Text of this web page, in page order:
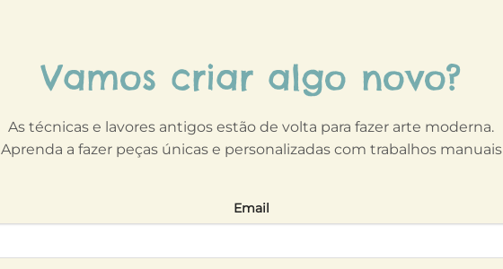
Vamos criar algo novo?
As técnicas e lavores antigos estão de volta para fazer arte moderna.
Aprenda a fazer peças únicas e personalizadas com trabalhos manuais
Email